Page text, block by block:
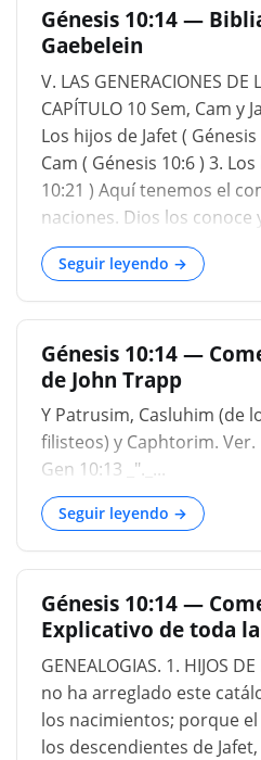
luego cuando llegamos a
continuamos siguiendo las
porque es de Sem de
De Abraham vendrá la
de Abraham, por
simiente de Cristo. Y así
siguiendo la línea hasta
seguirán durante algunas
ellos. Entonces los
Génesis 10:14 —
Gaebelein
V. LAS GENERACIONES DE
CAPÍTULO 10 Sem, Cam y
Los hijos de Jafet (
Cam ( Génesis 10:6 ) 3.
10:21 ) Aquí tenemos el
naciones. Dios los conoce
naciones de la tierra. Aquí
los hijos de Noé. Jafet es
Ham no ha cambiado.
orden se da en vista de la
los descendientes de
Nimrod, un poderoso
significa "Rebelemos".
encontramos a Babel
vez. Babilonia tiene por
Seguir leyendo →
Génesis 10:14 —
de John Trapp
Y Patrusim, Casluhim (de
filisteos) y Caphtorim. Ver.
Gen 10:13 _"._...
Seguir leyendo →
Génesis 10:14 —
Explicativo de toda
GENEALOGIAS. 1. HIJOS
no ha arreglado este
los nacimientos; porque
los descendientes de